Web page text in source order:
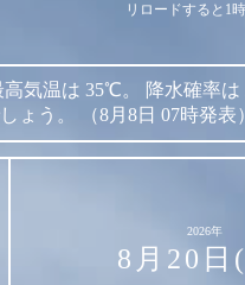
リロードすると1
高気温は 35℃。 降水確率は
ょう。 （8月8日 07時発表）
2026年
8月20日